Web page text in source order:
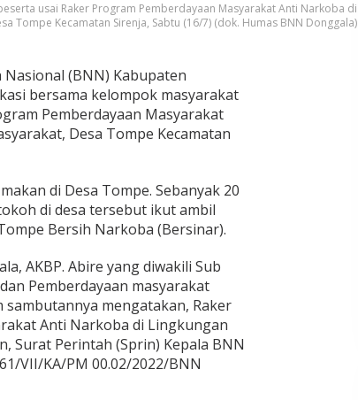
usai Raker Program Pemberdayaan Masyarakat Anti Narkoba di
Tompe Kecamatan Sirenja, Sabtu (16/7) (dok. Humas BNN Donggala)
(BNN) Kabupaten
bersama kelompok masyarakat
Pemberdayaan Masyarakat
Desa Tompe Kecamatan
di Desa Tompe. Sebanyak 20
di desa tersebut ikut ambil
Bersih Narkoba (Bersinar).
AKBP. Abire yang diwakili Sub
Pemberdayaan masyarakat
sambutannya mengatakan, Raker
Anti Narkoba di Lingkungan
Surat Perintah (Sprin) Kepala BNN
VII/KA/PM 00.02/2022/BNN